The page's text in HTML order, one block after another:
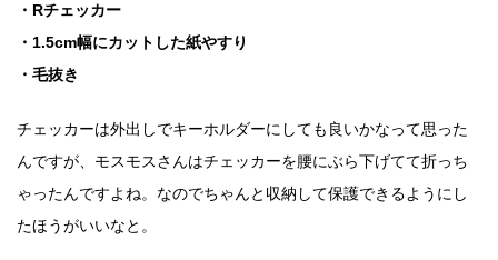
・Rチェッカー
・1.5cm幅にカットした紙やすり
・毛抜き
チェッカーは外出しでキーホルダーにしても良いかなって思った
んですが、モスモスさんはチェッカーを腰にぶら下げてて折っち
ゃったんですよね。なのでちゃんと収納して保護できるようにし
たほうがいいなと。